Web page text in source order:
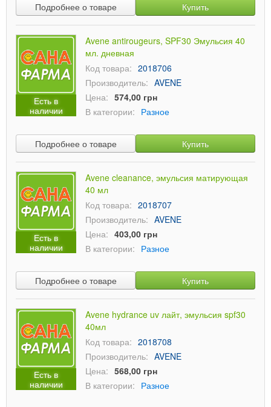
Подробнее о товаре Купить
Есть в
наличии
Avene antirougeurs, SPF30 Эмульсия 40
мл. дневная
Код товара: 2018706
Производитель: AVENE
Цена: 574,00 грн
В категории: Разное
Подробнее о товаре Купить
Есть в
наличии
Avene cleanance, эмульсия матирующая
40 мл
Код товара: 2018707
Производитель: AVENE
Цена: 403,00 грн
В категории: Разное
Подробнее о товаре Купить
Есть в
наличии
Avene hydrance uv лайт, эмульсия spf30
40мл
Код товара: 2018708
Производитель: AVENE
Цена: 568,00 грн
В категории: Разное